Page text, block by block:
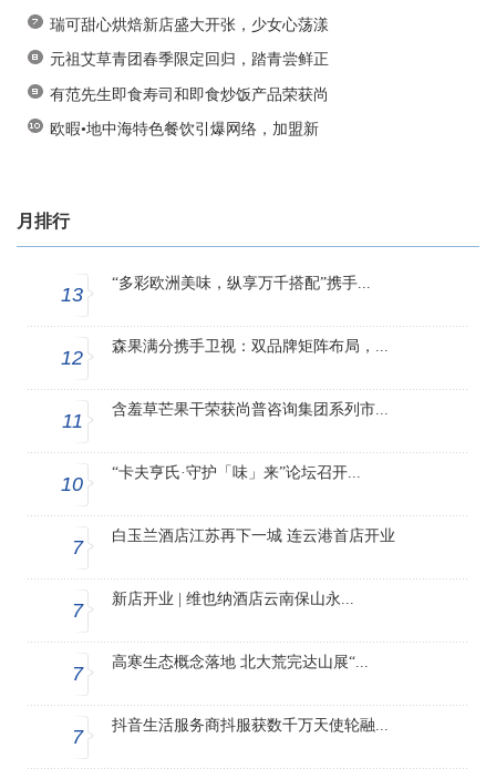
瑞可甜心烘焙新店盛大开张，少女心荡漾
元祖艾草青团春季限定回归，踏青尝鲜正
有范先生即食寿司和即食炒饭产品荣获尚
欧暇•地中海特色餐饮引爆网络，加盟新
月排行
13
“多彩欧洲美味，纵享万千搭配”携手...
12
森果满分携手卫视：双品牌矩阵布局，...
11
含羞草芒果干荣获尚普咨询集团系列市...
10
“卡夫亨氏·守护「味」来”论坛召开...
7
白玉兰酒店江苏再下一城 连云港首店开业
7
新店开业 | 维也纳酒店云南保山永...
7
高寒生态概念落地 北大荒完达山展“...
7
抖音生活服务商抖服获数千万天使轮融...